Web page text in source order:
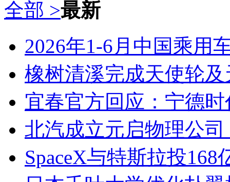
全部 >最新
2026年1-6月中国乘用
橡树清溪完成天使轮
宜春官方回应：宁德
北汽成立元启物理公
SpaceX与特斯拉投